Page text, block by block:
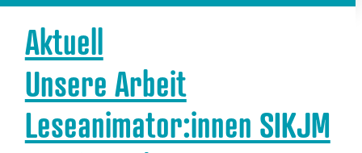
Aktuell
Unsere Arbeit
Leseanimator:innen SIKJM